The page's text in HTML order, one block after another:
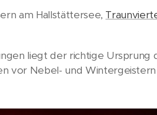
am Hallstättersee,
liegt der richtige Ursprung
vor Nebel- und